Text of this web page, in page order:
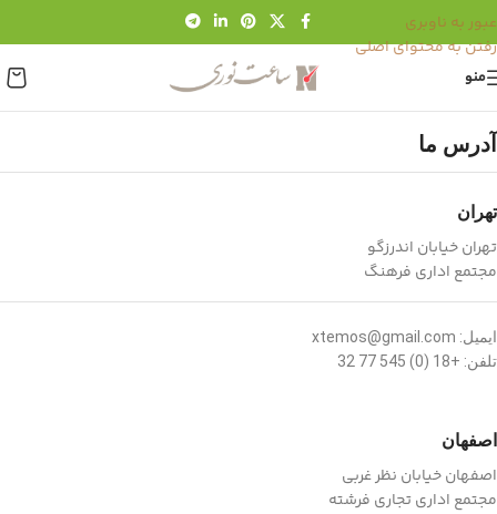
عبور به ناوبری
رفتن به محتوای اصلی
منو
آدرس ما
تهران
تهران خیابان اندرزگو
مجتمع اداری فرهنگ
ایمیل: xtemos@gmail.com
تلفن: +18 (0) 545 77 32
اصفهان
اصفهان خیابان نظر غربی
مجتمع اداری تجاری فرشته